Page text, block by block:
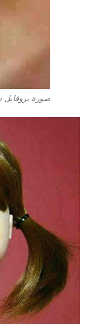
صورة بروفايل